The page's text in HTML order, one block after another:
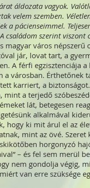
áldozata vagyok.
velem szemben.
a pácienseimmel.
családom szerint viszont
magyar város
jár, lovat tart, a
A férfi egzisztenciája
a városban. Érthetőnek
karriert, a
mint a terjedő
lát, betegesen
alkalmával
hogy ki mit árul el az
mint az övé.
horgonyzó
– és fel sem merül
nem gondolja végig,
van erre szüksége